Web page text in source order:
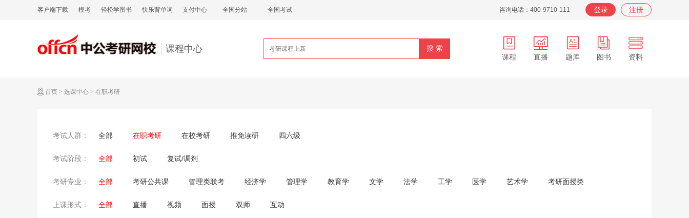
客户端下载 模考 轻松学图书 快乐背单词 支付中心 全国分站 全国考试 咨询电话：400-9710-111 登录 注册
课程中心
课程 直播 题库 图书 资料
首页 > 选课中心 > 在职考研
考试人群： 全部 在职考研 在校考研 推免读研 四六级
考试阶段： 全部 初试 复试/调剂
考研专业： 全部 考研公共课 管理类联考 经济学 管理学 教育学 文学 法学 工学 医学 艺术学 考研面授类
上课形式： 全部 直播 视频 面授 双师 互动